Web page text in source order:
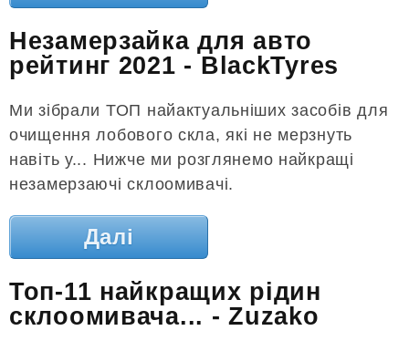
Незамерзайка для авто
рейтинг 2021 - BlackTyres
Ми зібрали ТОП найактуальніших засобів для
очищення лобового скла, які не мерзнуть
навіть у... Нижче ми розглянемо найкращі
незамерзаючі склоомивачі.
Далі
Топ-11 найкращих рідин
склоомивача... - Zuzako